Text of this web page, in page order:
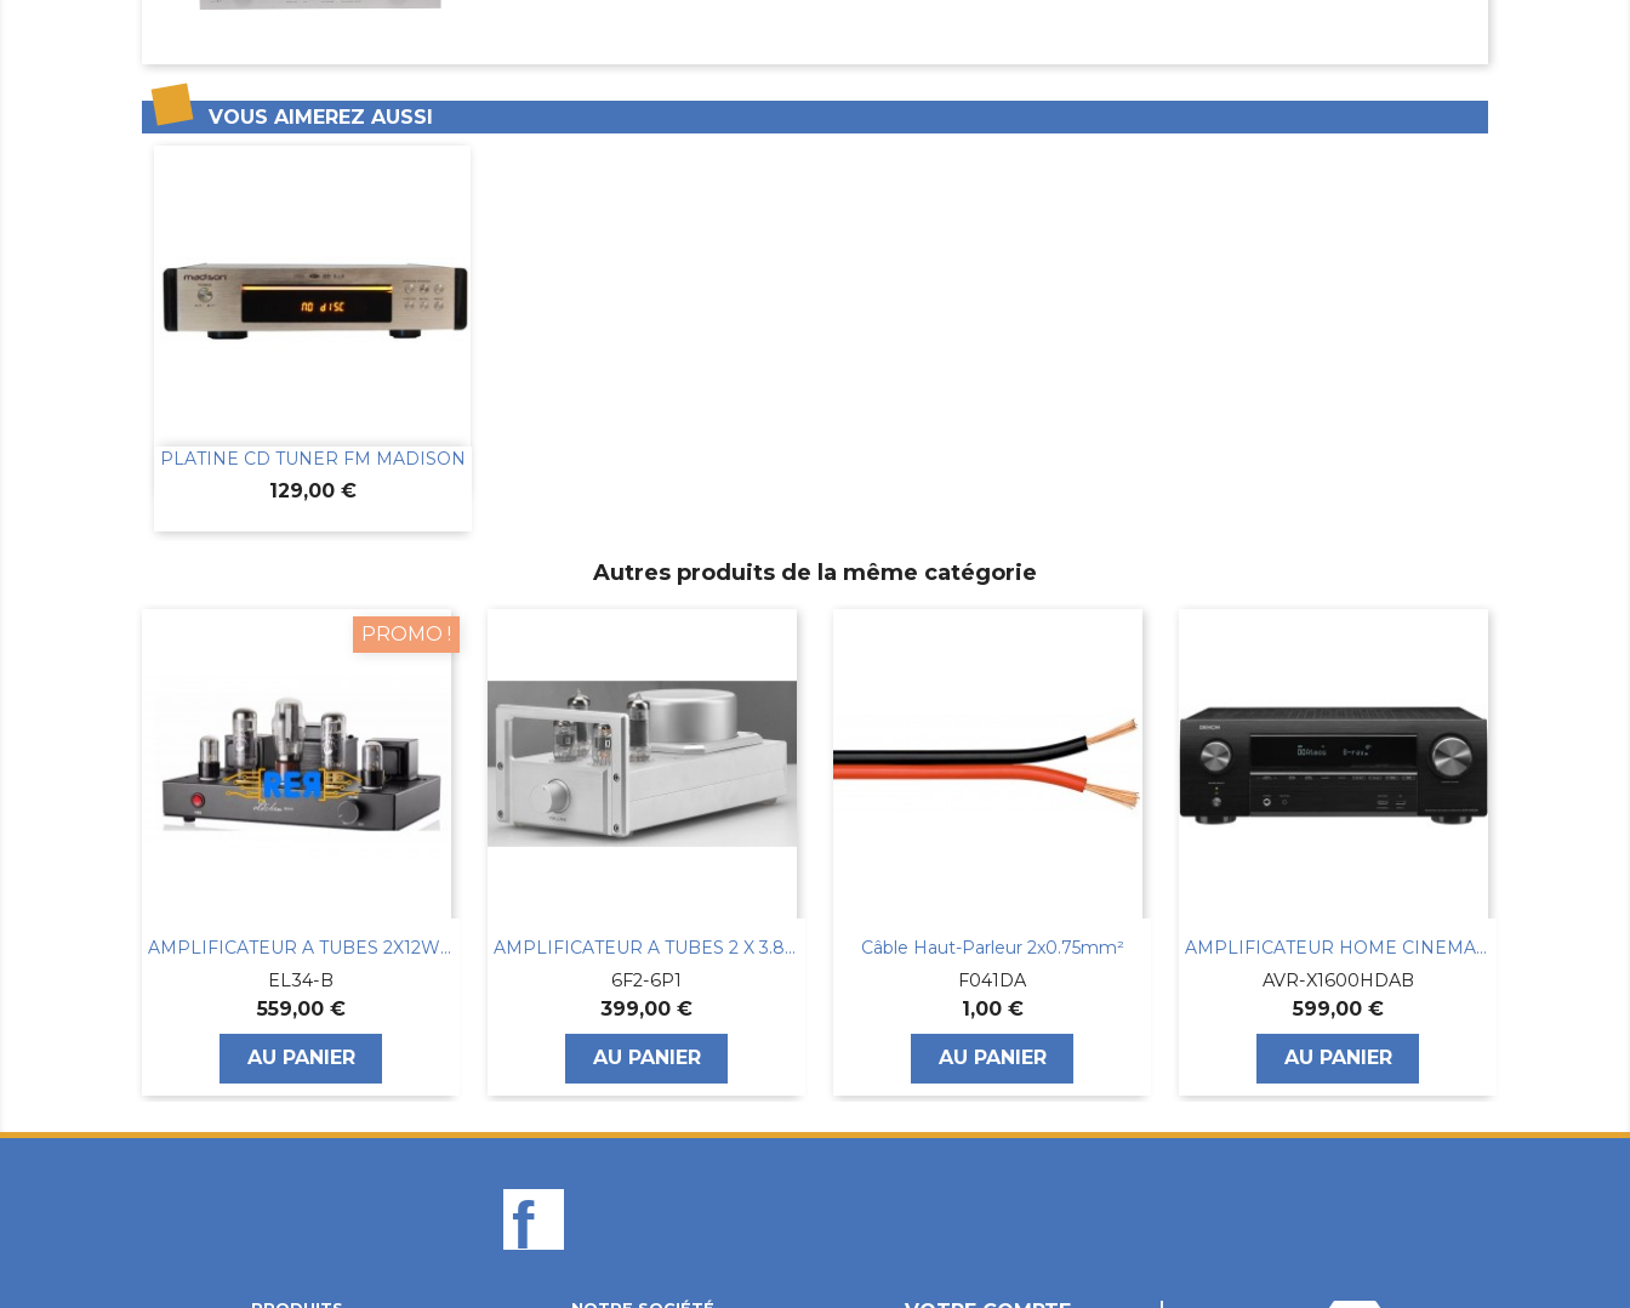
VOUS AIMEREZ AUSSI
PLATINE CD TUNER FM MADISON
Prix
129,00 €
Aperçu rapide
Autres produits de la même catégorie
AMPLIFICATEUR A TUBES 2X12W CLASSE A 6N9P...
EL34-B
559,00 €
AU PANIER
PROMO !
AMPLIFICATEUR A TUBES 2 X 3.8Watts 8 Ohms
6F2-6P1
399,00 €
AU PANIER
Câble Haut-Parleur 2x0.75mm²
F041DA
1,00 €
AU PANIER
AMPLIFICATEUR HOME CINEMA DENON AVR-X1600H...
AVR-X1600HDAB
599,00 €
AU PANIER